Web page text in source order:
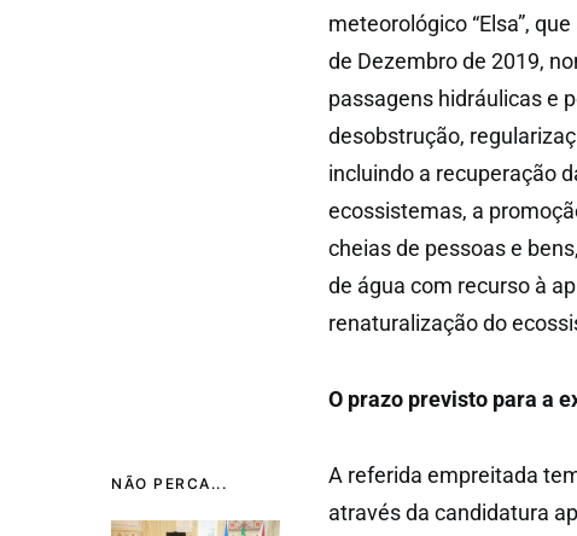
NÃO PERCA...
meteorológico “Elsa”,
de Dezembro de 2019,
passagens hidráulicas e
desobstrução,
incluindo a recuperação
ecossistemas, a
cheias de pessoas e
de água com recurso à
renaturalização do
O prazo previsto para a
A referida empreitada
através da candidatura